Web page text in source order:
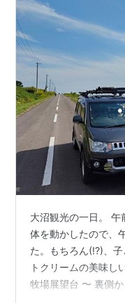
大沼観光の一日。
体を動かしたので、
た。もちろん(!?)、
トクリームの美味し
牧場展望台 〜 裏側